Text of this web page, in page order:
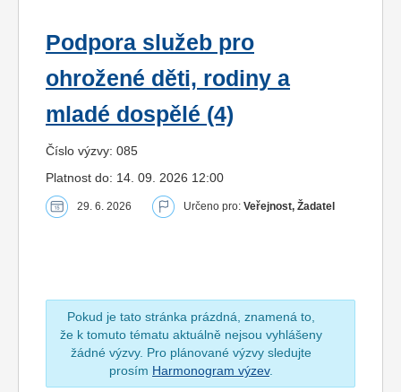
Podpora služeb pro
ohrožené děti, rodiny a
mladé dospělé (4)
Číslo výzvy: 085
Platnost do: 14. 09. 2026 12:00
29. 6. 2026 Určeno pro: Veřejnost, Žadatel
Pokud je tato stránka prázdná, znamená to,
že k tomuto tématu aktuálně nejsou vyhlášeny
žádné výzvy. Pro plánované výzvy sledujte
prosím Harmonogram výzev.